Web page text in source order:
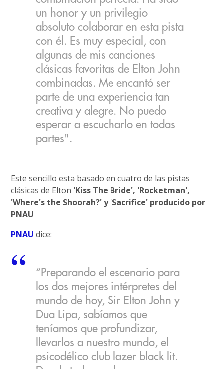
un honor y un privilegio
absoluto colaborar en esta pista
con él. Es muy especial, con
algunas de mis canciones
clásicas favoritas de Elton John
combinadas. Me encantó ser
parte de una experiencia tan
creativa y alegre. No puedo
esperar a escucharlo en todas
partes".
Este sencillo esta basado en cuatro de las pistas
clásicas de Elton 'Kiss The Bride', 'Rocketman',
'Where's the Shoorah?' y 'Sacrifice' producido por
PNAU
PNAU dice:
“Preparando el escenario para
los dos mejores intérpretes del
mundo de hoy, Sir Elton John y
Dua Lipa, sabíamos que
teníamos que profundizar,
llevarlos a nuestro mundo, el
psicodélico club lazer black lit.